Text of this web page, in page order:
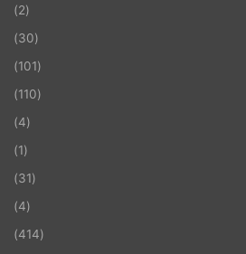
(2)
(30)
(101)
(110)
(4)
(1)
(31)
(4)
(414)